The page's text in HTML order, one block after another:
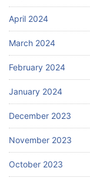
April 2024
March 2024
February 2024
January 2024
December 2023
November 2023
October 2023